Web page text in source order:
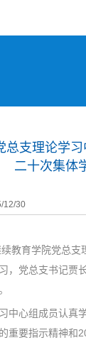
总支理论学
二十次集体
12/30
教育学院党总支
，党总支书记贾
中心组成员认真
重要指示精神和